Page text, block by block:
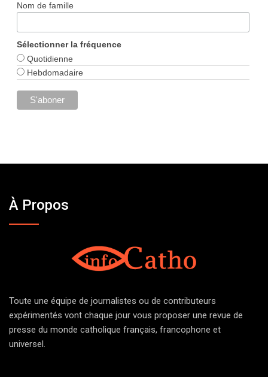
Nom de famille
Sélectionner la fréquence
Quotidienne
Hebdomadaire
À Propos
Toute une équipe de journalistes ou de contributeurs
expérimentés vont chaque jour vous proposer une revue de
presse du monde catholique français, francophone et
universel.